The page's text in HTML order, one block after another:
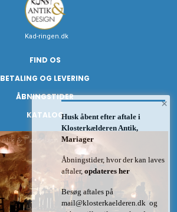
Kad-ringen.dk
FIND OS
BETALING OG LEVERING
ÅBNINGSTIDER
KATALOG
×
Husk åbent efter aftale i
Klosterkælderen Antik,
Mariager
Åbningstider, hvor der kan laves
aftaler, opdateres her
Besøg aftales på
mail@klosterkaelderen.dk og